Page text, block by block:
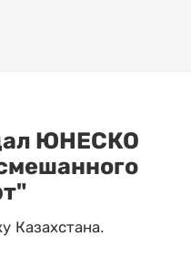
ЮНЕСКО
Казахстана.